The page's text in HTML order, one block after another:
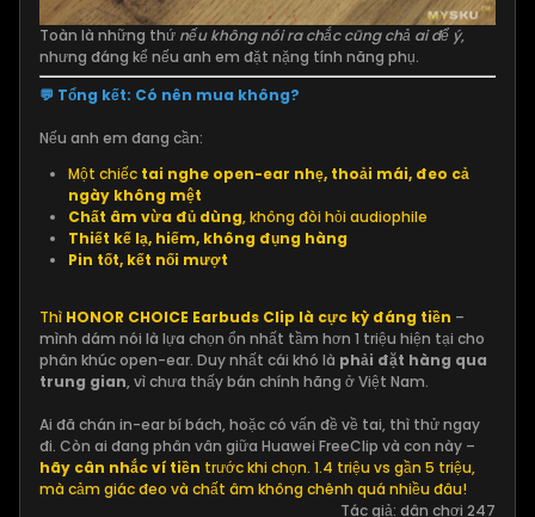
Toàn là những thứ nếu không nói ra chắc cũng chả ai để ý,
nhưng đáng kể nếu anh em đặt nặng tính năng phụ.
💬 Tổng kết: Có nên mua không?
Nếu anh em đang cần:
Một chiếc tai nghe open-ear nhẹ, thoải mái, đeo cả
ngày không mệt
Chất âm vừa đủ dùng, không đòi hỏi audiophile
Thiết kế lạ, hiếm, không đụng hàng
Pin tốt, kết nối mượt
Thì HONOR CHOICE Earbuds Clip là cực kỳ đáng tiền –
mình dám nói là lựa chọn ổn nhất tầm hơn 1 triệu hiện tại cho
phân khúc open-ear. Duy nhất cái khó là phải đặt hàng qua
trung gian, vì chưa thấy bán chính hãng ở Việt Nam.
Ai đã chán in-ear bí bách, hoặc có vấn đề về tai, thì thử ngay
đi. Còn ai đang phân vân giữa Huawei FreeClip và con này –
hãy cân nhắc ví tiền trước khi chọn. 1.4 triệu vs gần 5 triệu,
mà cảm giác đeo và chất âm không chênh quá nhiều đâu!
Tác giả: dân chơi 247